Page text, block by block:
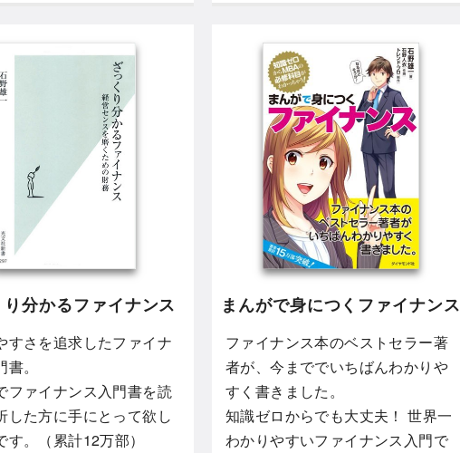
分かるファイナンス
すさを追求したファイナ
。
ファイナンス入門書を読
した方に手にとって欲し
す。（累計12万部）
まんがで身につくファイナンス
ファイナンス本のベストセラー著
者が、今まででいちばんわかりや
すく書きました。
知識ゼロからでも大丈夫！ 世界一
わかりやすいファイナンス入門で